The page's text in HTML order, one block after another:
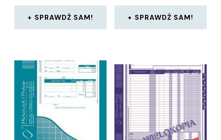
SPRAWDŹ SAM! SPRAWDŹ SAM!